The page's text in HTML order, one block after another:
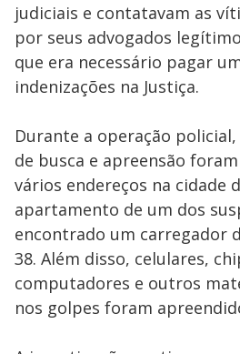
judiciais e contatavam as
por seus advogados
que era necessário pagar
indenizações na Justiça.
Durante a operação
de busca e apreensão
vários endereços na cidade
apartamento de um dos
encontrado um carregador
38. Além disso, celulares,
computadores e outros
nos golpes foram